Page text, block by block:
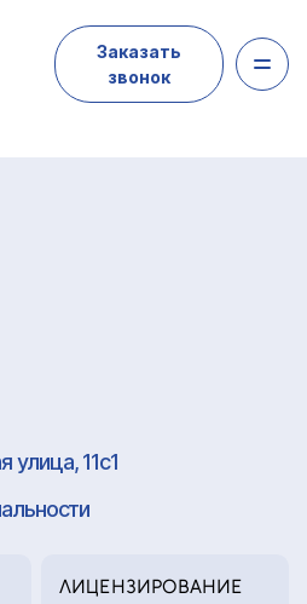
Заказать
звонок
улица, 11с1
ЛИЦЕНЗИРОВАНИЕ